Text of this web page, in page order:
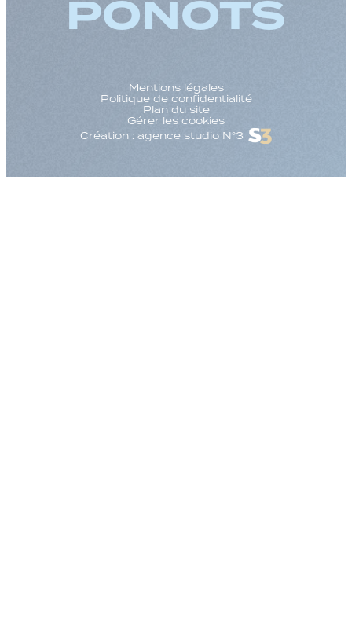
PONOTS
Mentions légales
Politique de confidentialité
Plan du site
Gérer les cookies
Création : agence studio N°3